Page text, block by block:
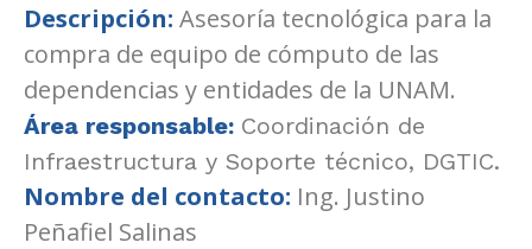
Descripción: Asesoría tecnológica para la
compra de equipo de cómputo de las
dependencias y entidades de la UNAM.
Área responsable: Coordinación de
Infraestructura y Soporte técnico, DGTIC.
Nombre del contacto: Ing. Justino
Peñafiel Salinas